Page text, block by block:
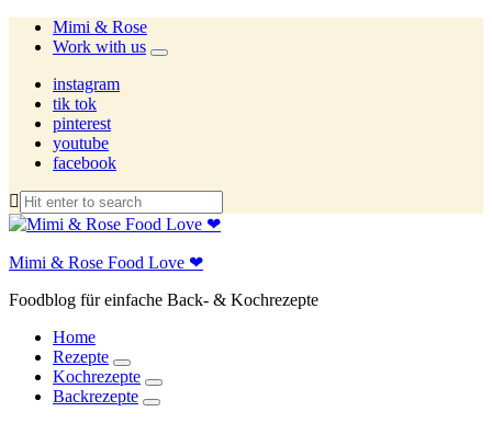
Mimi & Rose
Work with us
expand
instagram
tik tok
pinterest
youtube
facebook
Mimi & Rose Food Love ❤
Foodblog für einfache Back- & Kochrezepte
Home
Rezepte
expand
child
menu
Kochrezepte
expand
child
Backrezepte
expand